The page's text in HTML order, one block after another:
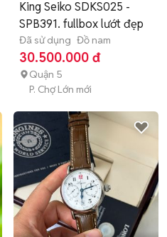
King Seiko SDKS025 -
SPB391. fullbox lướt đẹp
Đã sử dụng Đồ nam
30.500.000 đ
Quận 5
P. Chợ Lớn mới